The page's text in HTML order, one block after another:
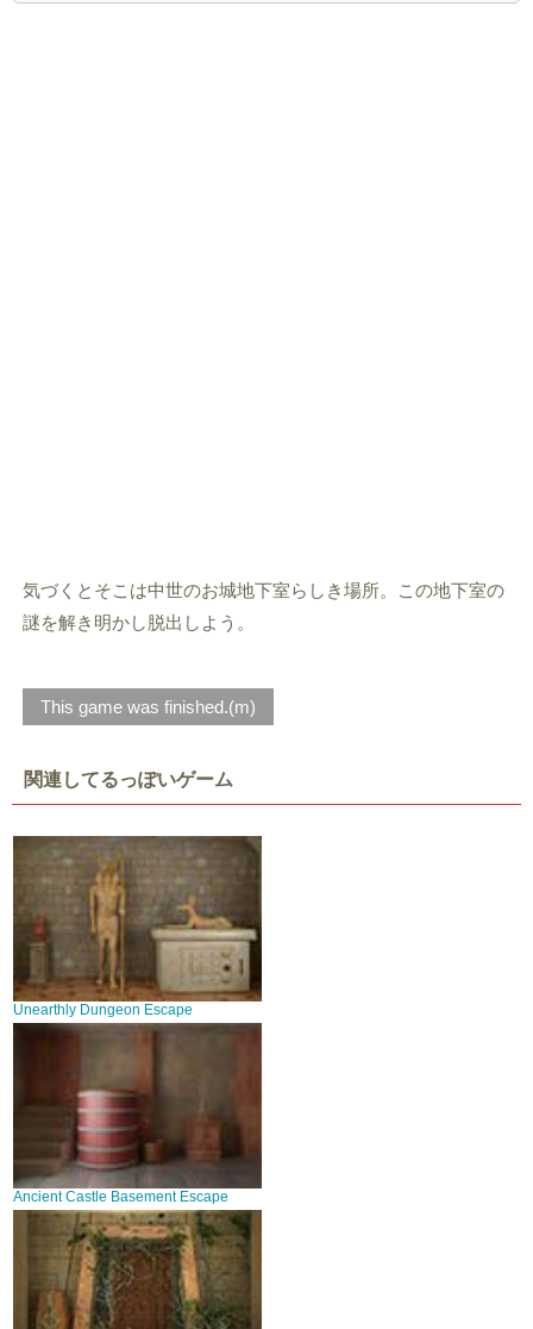
気づくとそこは中世のお城地下室らしき場所。この地下室の
謎を解き明かし脱出しよう。
This game was finished.(m)
関連してるっぽいゲーム
Unearthly Dungeon Escape
Ancient Castle Basement Escape